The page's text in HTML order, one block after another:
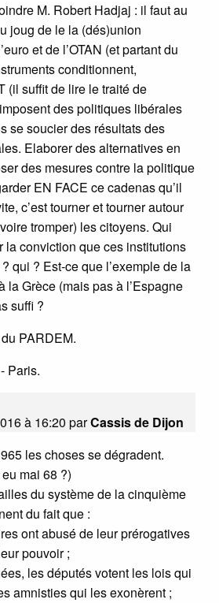
M. Robert Hadjaj : il faut au
joug de le la (dés)union
et de l’OTAN (et partant du
conditionnent,
(il suffit de lire le traité de
des politiques libérales
se soucier des résultats des
Elaborer des alternatives en
des mesures contre la politique
EN FACE ce cadenas qu’il
c’est tourner et tourner autour
tromper) les citoyens. Qui
la conviction que ces institutions
qui ? Est-ce que l’exemple de la
la Grèce (mais pas à l’Espagne
suffi ?
PARDEM.
Paris.
à 16:20 parCassis de Dijon
les choses se dégradent.
mai 68 ?)
du système de la cinquième
du fait que :
ont abusé de leur prérogatives
pouvoir ;
les députés votent les lois qui
amnisties qui les exonèrent ;